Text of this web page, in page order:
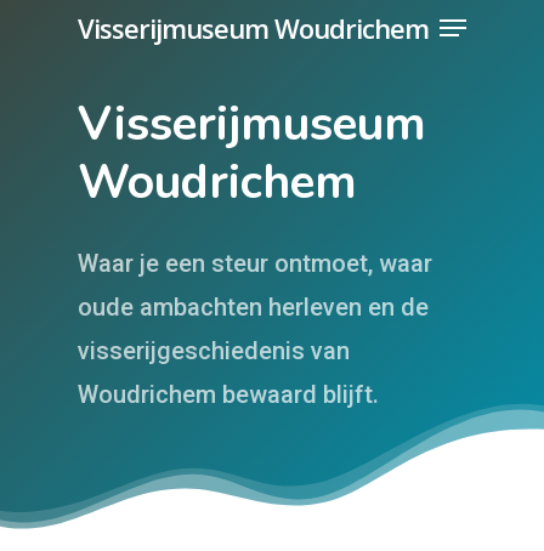
Visserijmuseum Woudrichem Menu
Visserijmuseum
Woudrichem
Waar je een steur ontmoet, waar
oude ambachten herleven en de
visserijgeschiedenis van
Woudrichem bewaard blijft.